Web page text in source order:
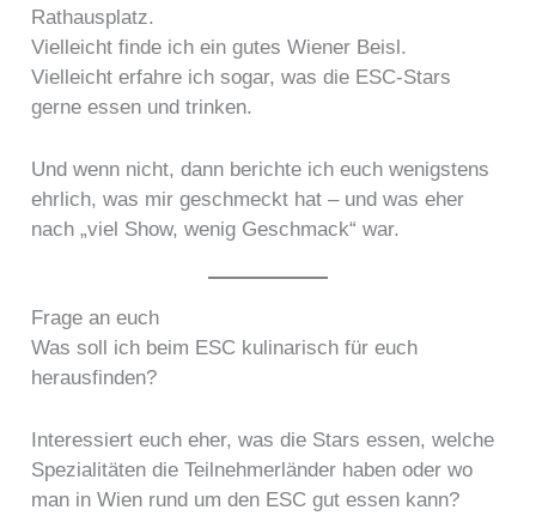
Rathausplatz.
Vielleicht finde ich ein gutes Wiener Beisl.
Vielleicht erfahre ich sogar, was die ESC-Stars
gerne essen und trinken.
Und wenn nicht, dann berichte ich euch wenigstens
ehrlich, was mir geschmeckt hat – und was eher
nach „viel Show, wenig Geschmack“ war.
Frage an euch
Was soll ich beim ESC kulinarisch für euch
herausfinden?
Interessiert euch eher, was die Stars essen, welche
Spezialitäten die Teilnehmerländer haben oder wo
man in Wien rund um den ESC gut essen kann?